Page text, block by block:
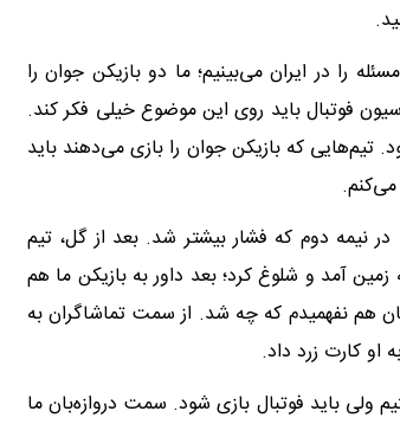
را در ایران می‌بینیم؛ ما دو بازیکن جوان را
فوتبال باید روی این موضوع خیلی فکر کند.
تیم‌هایی که بازیکن جوان را بازی می‌دهند باید
در نیمه دوم که فشار بیشتر شد. بعد از گل، تیم
آمد و شلوغ کرد؛ بعد داور به بازیکن ما هم
هم نفهمیدم که چه شد. از سمت تماشاگران به
او کارت زرد داد.
ولی باید فوتبال بازی شود. سمت دروازه‌بان ما